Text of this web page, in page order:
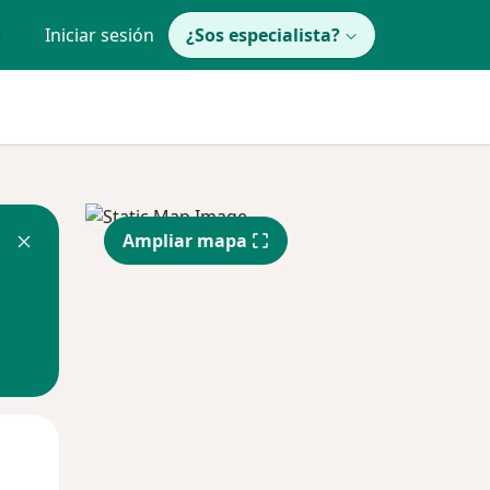
Iniciar sesión ¿Sos especialista?
Ampliar mapa